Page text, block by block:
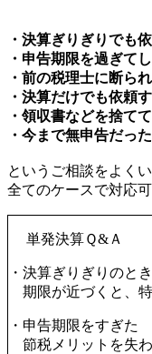
・決算ぎりぎりでも
・申告期限を過ぎて
・前の税理士に断ら
・決算だけでも依頼
・領収書などを捨て
・今まで無申告だっ
というご相談をよく
全てのケースで対応
単発決算Ｑ&Ａ
・決算ぎりぎりの
期限が近づくと、特
・申告期限をすぎ
節税メリットを失わ